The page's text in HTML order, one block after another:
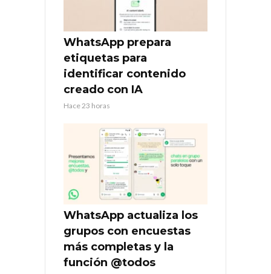
WhatsApp prepara
etiquetas para
identificar contenido
creado con IA
Hace 23 horas
WhatsApp actualiza los
grupos con encuestas
más completas y la
función @todos